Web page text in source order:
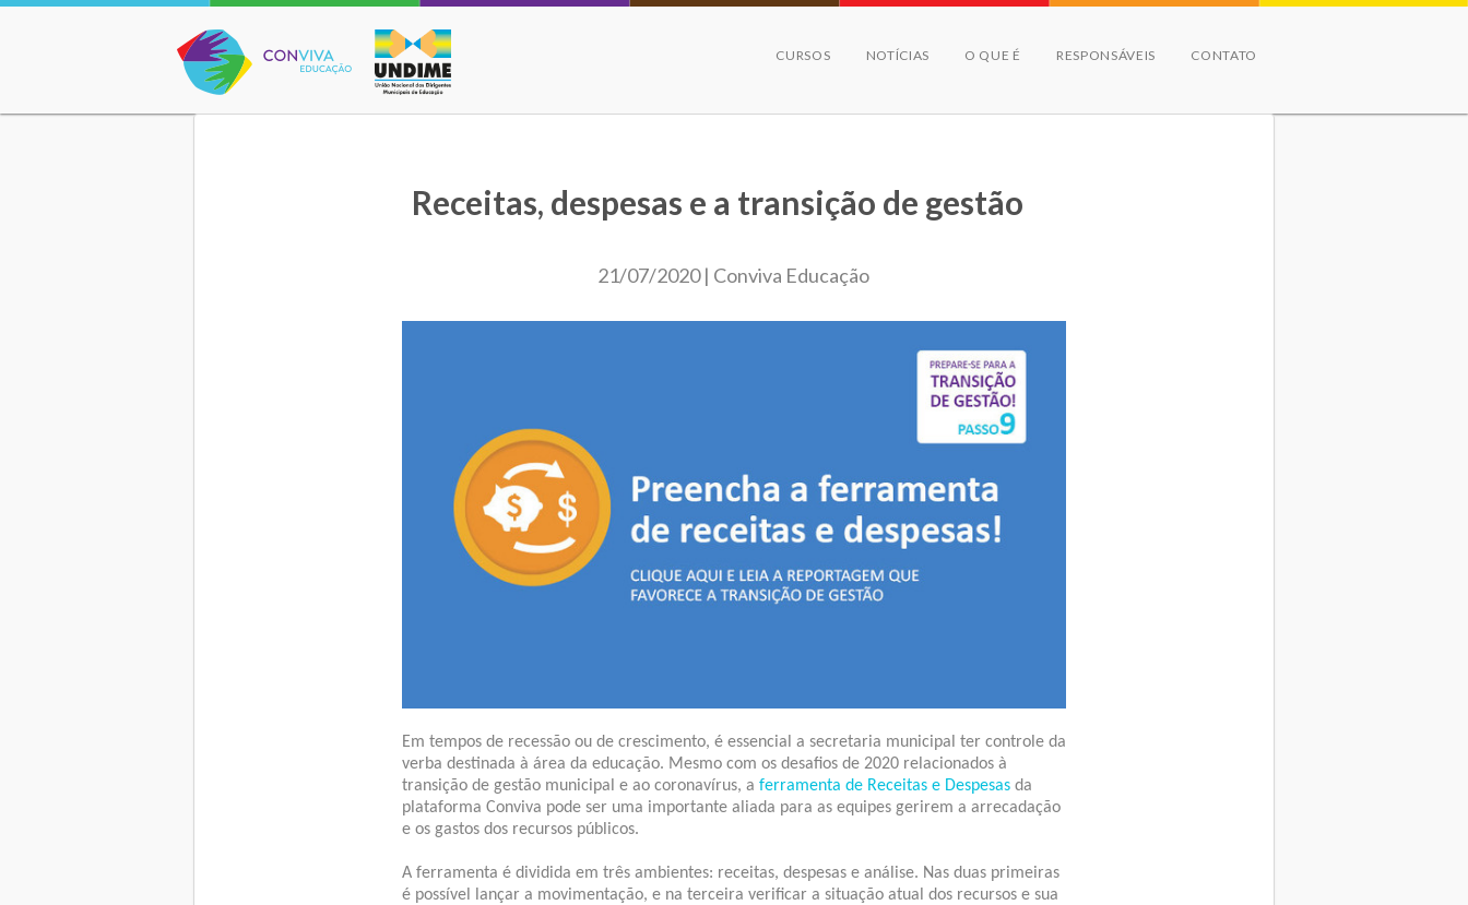
Conviva Educação
CURSOS NOTÍCIAS O QUE É RESPONSÁVEIS CONTATO
Receitas, despesas e a transição de gestão
21/07/2020 | Conviva Educação
Em tempos de recessão ou de crescimento, é essencial a secretaria municipal ter controle da
verba destinada à área da educação. Mesmo com os desafios de 2020 relacionados à
transição de gestão municipal e ao coronavírus, a ferramenta de Receitas e Despesasda
plataforma Conviva pode ser uma importante aliada para as equipes gerirem a arrecadação
e os gastos dos recursos públicos.
A ferramenta é dividida em três ambientes: receitas, despesas e análise. Nas duas primeiras
é possível lançar a movimentação, e na terceira verificar a situação atual dos recursos e sua